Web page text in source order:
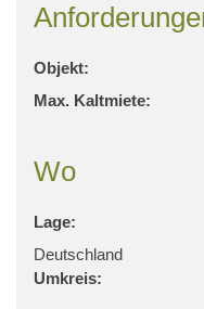
Objekt:
Max. Kaltmiete:
Wo
Lage:
Deutschland
Umkreis: